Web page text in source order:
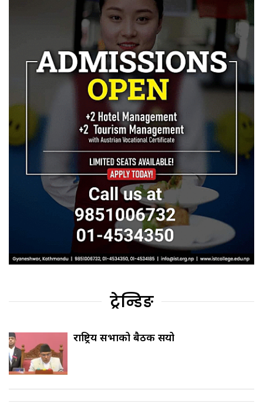
ट्रेन्डिङ
राष्ट्रिय सभाको बैठक सर्‍यो